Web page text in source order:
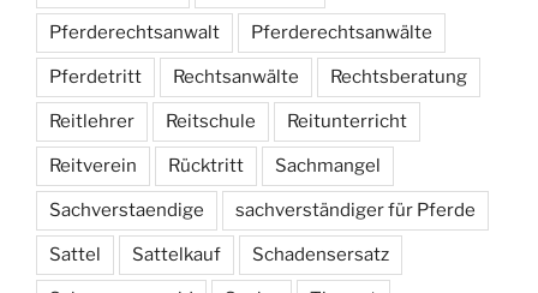
Pferderechtsanwalt Pferderechtsanwälte
Pferdetritt Rechtsanwälte Rechtsberatung
Reitlehrer Reitschule Reitunterricht
Reitverein Rücktritt Sachmangel
Sachverstaendige sachverständiger für Pferde
Sattel Sattelkauf Schadensersatz